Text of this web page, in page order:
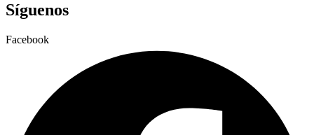
Síguenos
Facebook